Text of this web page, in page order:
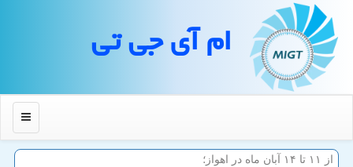
ام آی جی تی
منو
از ۱۱ تا ۱۴ آبان ماه در اهواز؛